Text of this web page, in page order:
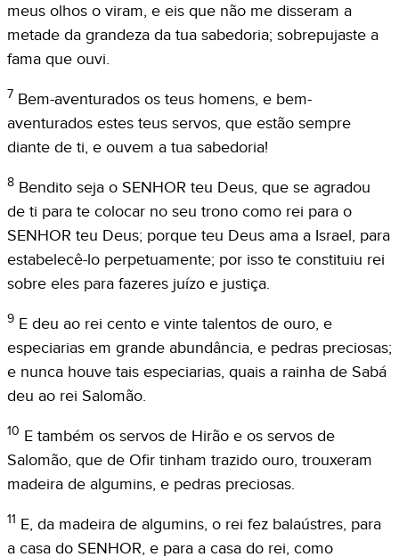
meus olhos o viram, e eis que não me disseram a
metade da grandeza da tua sabedoria; sobrepujaste a
fama que ouvi.
7 Bem-aventurados os teus homens, e bem-
aventurados estes teus servos, que estão sempre
diante de ti, e ouvem a tua sabedoria!
8 Bendito seja o SENHOR teu Deus, que se agradou
de ti para te colocar no seu trono como rei para o
SENHOR teu Deus; porque teu Deus ama a Israel, para
estabelecê-lo perpetuamente; por isso te constituiu rei
sobre eles para fazeres juízo e justiça.
9 E deu ao rei cento e vinte talentos de ouro, e
especiarias em grande abundância, e pedras preciosas;
e nunca houve tais especiarias, quais a rainha de Sabá
deu ao rei Salomão.
10 E também os servos de Hirão e os servos de
Salomão, que de Ofir tinham trazido ouro, trouxeram
madeira de algumins, e pedras preciosas.
11 E, da madeira de algumins, o rei fez balaústres, para
a casa do SENHOR, e para a casa do rei, como